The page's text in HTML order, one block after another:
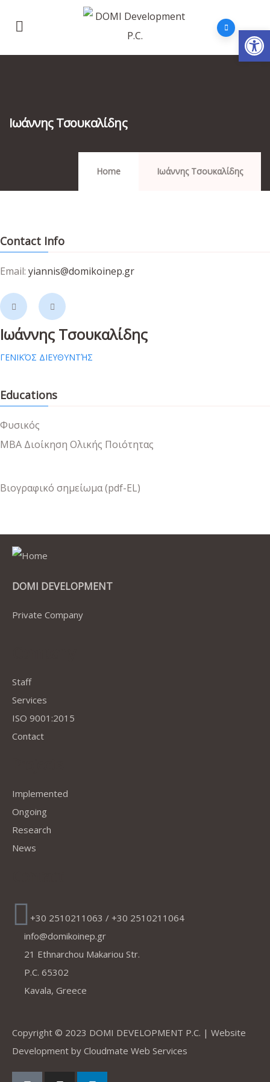
Ιωάννης Τσουκαλίδης
Home Ιωάννης Τσουκαλίδης
Contact Info
Email: yiannis@domikoinep.gr
Ιωάννης Τσουκαλίδης
ΓΕΝΙΚΌΣ ΔΙΕΥΘΥΝΤΉΣ
Educations
Φυσικός
MBA Διοίκηση Ολικής Ποιότητας
Βιογραφικό σημείωμα (pdf-EL)
DOMI DEVELOPMENT
Private Company
Staff
Services
ISO 9001:2015
Contact
Implemented
Ongoing
Research
News
+30 2510211063 / +30 2510211064
info@domikoinep.gr
21 Ethnarchou Makariou Str.
P.C. 65302
Kavala, Greece
Copyright © 2023 DOMI DEVELOPMENT P.C. | Website
Development by Cloudmate Web Services